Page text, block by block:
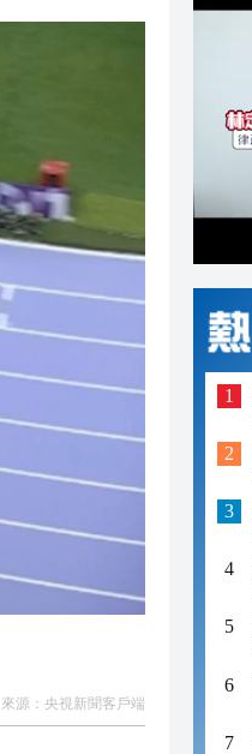
19:25
來源： 央視新聞客戶端